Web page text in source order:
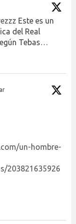
Este es un
del Real
Tebas…
un-hombre-
203821635926